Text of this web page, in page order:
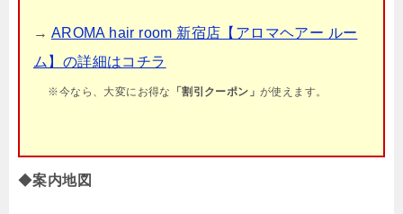
→ AROMA hair room 新宿店【アロマヘアー ルー
ム】の詳細はコチラ
※今なら、大変にお得な 「割引クーポン」が使えます。
◆案内地図